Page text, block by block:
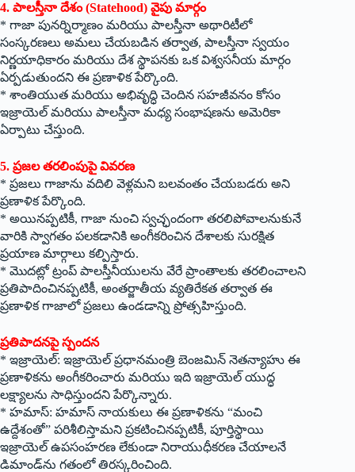
4. పాలస్తీనా దేశం (Statehood) వైపు మార్గం
* గాజా పునర్నిర్మాణం మరియు పాలస్తీనా అథారిటీలో
సంస్కరణలు అమలు చేయబడిన తర్వాత, పాలస్తీనా స్వయం
నిర్ణయాధికారం మరియు దేశ స్థాపనకు ఒక విశ్వసనీయ మార్గం
ఏర్పడుతుందని ఈ ప్రణాళిక పేర్కొంది.
* శాంతియుత మరియు అభివృద్ధి చెందిన సహజీవనం కోసం
ఇజ్రాయెల్ మరియు పాలస్తీనా మధ్య సంభాషణను అమెరికా
ఏర్పాటు చేస్తుంది.
5. ప్రజల తరలింపుపై వివరణ
* ప్రజలు గాజాను వదిలి వెళ్లమని బలవంతం చేయబడరు అని
ప్రణాళిక పేర్కొంది.
* అయినప్పటికీ, గాజా నుంచి స్వచ్ఛందంగా తరలిపోవాలనుకునే
వారికి స్వాగతం పలకడానికి అంగీకరించిన దేశాలకు సురక్షిత
ప్రయాణ మార్గాలు కల్పిస్తారు.
* మొదట్లో ట్రంప్ పాలస్తీనీయులను వేరే ప్రాంతాలకు తరలించాలని
ప్రతిపాదించినప్పటికీ, అంతర్జాతీయ వ్యతిరేకత తర్వాత ఈ
ప్రణాళిక గాజాలో ప్రజలు ఉండడాన్ని ప్రోత్సహిస్తుంది.
ప్రతిపాదనపై స్పందన
* ఇజ్రాయెల్: ఇజ్రాయెల్ ప్రధానమంత్రి బెంజమిన్ నెతన్యాహు ఈ
ప్రణాళికను అంగీకరించారు మరియు ఇది ఇజ్రాయెల్ యుద్ధ
లక్ష్యాలను సాధిస్తుందని పేర్కొన్నారు.
* హమాస్: హమాస్ నాయకులు ఈ ప్రణాళికను “మంచి
ఉద్దేశంతో” పరిశీలిస్తామని ప్రకటించినప్పటికీ, పూర్తిస్థాయి
ఇజ్రాయెల్ ఉపసంహరణ లేకుండా నిరాయుధీకరణ చేయాలనే
డిమాండ్‌ను గతంలో తిరస్కరించింది.